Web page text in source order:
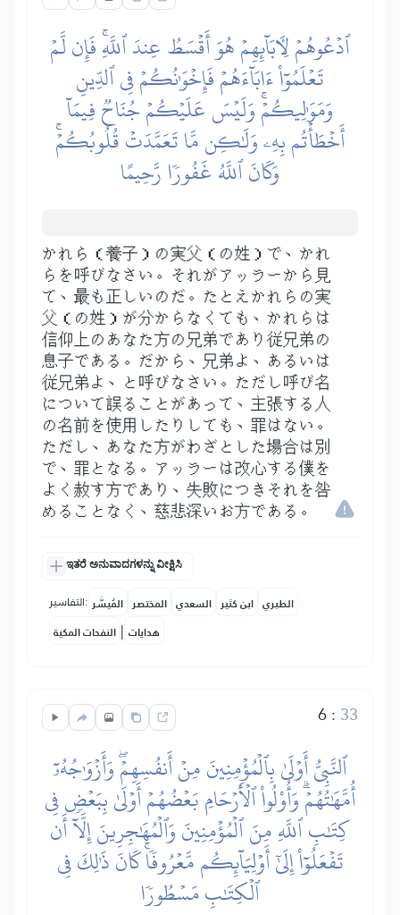
ٱدۡعُوهُمۡ لِأٓبَآئِهِمۡ هُوَ أَقۡسَطُ عِندَ ٱللَّهِۚ فَإِن لَّمۡ
تَعۡلَمُوٓاْ ءَابَآءَهُمۡ فَإِخۡوَٰنُكُمۡ فِي ٱلدِّينِ
وَمَوَٰلِيكُمۡۚ وَلَيۡسَ عَلَيۡكُمۡ جُنَاحٞ فِيمَآ
أَخۡطَأۡتُم بِهِۦ وَلَٰكِن مَّا تَعَمَّدَتۡ قُلُوبُكُمۡۚ
وَكَانَ ٱللَّهُ غَفُورٗا رَّحِيمًا
かれら（養子）の実父（の姓）で、かれ
らを呼びなさい。それがアッラーから見
て、最も正しいのだ。たとえかれらの実
父（の姓）が分からなくても、かれらは
信仰上のあなた方の兄弟であり従兄弟の
息子である。だから、兄弟よ、あるいは
従兄弟よ、と呼びなさい。ただし呼び名
について誤ることがあって、主張する人
の名前を使用したりしても、罪はない。
ただし、あなた方がわざとした場合は別
で、罪となる。アッラーは改心する僕を
よく赦す方であり、失敗につきそれを咎
めることなく、慈悲深いお方である。
ಇತರೆ ಅನುವಾದಗಳನ್ನು ವೀಕ್ಷಿಸಿ
التفاسير: المُيسَّر المختصر السعدي ابن كثير الطبري
النفحات المكية | هدايات
6: 33
ٱلنَّبِيُّ أَوۡلَىٰ بِٱلۡمُؤۡمِنِينَ مِنۡ أَنفُسِهِمۡۖ وَأَزۡوَٰجُهُۥٓ
أُمَّهَٰتُهُمۡۗ وَأُوْلُواْ ٱلۡأَرۡحَامِ بَعۡضُهُمۡ أَوۡلَىٰ بِبَعۡضٖ فِي
كِتَٰبِ ٱللَّهِ مِنَ ٱلۡمُؤۡمِنِينَ وَٱلۡمُهَٰجِرِينَ إِلَّآ أَن
تَفۡعَلُوٓاْ إِلَىٰٓ أَوۡلِيَآئِكُم مَّعۡرُوفٗاۚ كَانَ ذَٰلِكَ فِي
ٱلۡكِتَٰبِ مَسۡطُورٗا